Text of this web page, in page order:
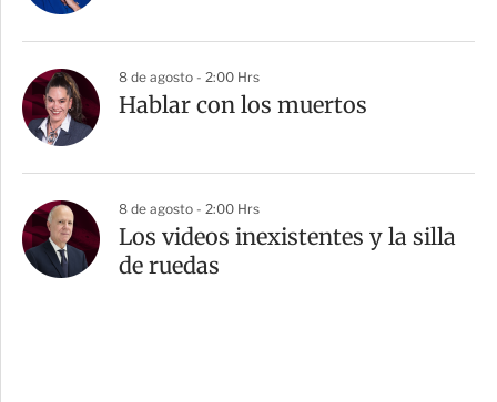
8 de agosto - 2:00 Hrs
Hablar con los muertos
8 de agosto - 2:00 Hrs
Los videos inexistentes y la silla
de ruedas